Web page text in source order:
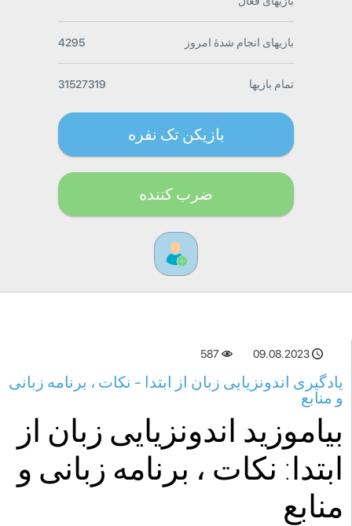
بازیهای انجام شدۀ امروز 4295
تمام بازیها 31527319
بازیکن تک نفره
ضرب کننده
09.08.2023
587
یادگیری اندونزیایی زبان از ابتدا - نکات ، برنامه زبانی
و منابع
بیاموزید اندونزیایی زبان از
ابتدا: نکات ، برنامه زبانی و
منابع